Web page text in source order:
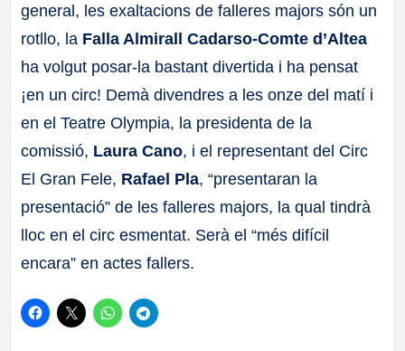
general, les exaltacions de falleres majors són un
rotllo, la Falla Almirall Cadarso-Comte d’Altea
ha volgut posar-la bastant divertida i ha pensat
¡en un circ! Demà divendres a les onze del matí i
en el Teatre Olympia, la presidenta de la
comissió, Laura Cano, i el representant del Circ
El Gran Fele, Rafael Pla, “presentaran la
presentació” de les falleres majors, la qual tindrà
lloc en el circ esmentat. Serà el “més difícil
encara” en actes fallers.